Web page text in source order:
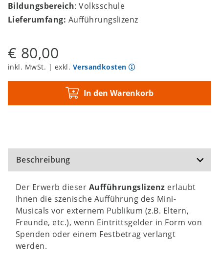
Bildungsbereich: Volksschule
Lieferumfang: Aufführungslizenz
€ 80,00
inkl. MwSt. | exkl. Versandkosten
In den Warenkorb
Beschreibung
Der Erwerb dieser Aufführungslizenz erlaubt
Ihnen die szenische Aufführung des Mini-
Musicals vor externem Publikum (z.B. Eltern,
Freunde, etc.), wenn Eintrittsgelder in Form von
Spenden oder einem Festbetrag verlangt
werden.